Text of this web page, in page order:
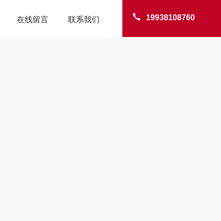
19938108760
在线留言 联系我们